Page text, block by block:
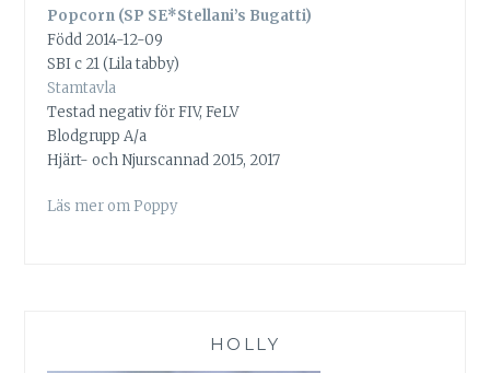
Popcorn (SP SE*Stellani’s Bugatti)
Född 2014-12-09
SBI c 21 (Lila tabby)
Stamtavla
Testad negativ för FIV, FeLV
Blodgrupp A/a
Hjärt- och Njurscannad 2015, 2017
Läs mer om Poppy
HOLLY